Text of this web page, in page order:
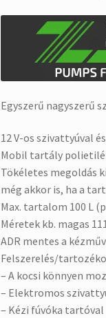
Egyszerű nagyszerű
12 V-os szivattyúval
Mobil tartály
Tökéletes megoldás
még akkor is, ha a
Max. tartalom 100 L
Méretek kb. magas
ADR mentes a
Felszerelés/
– A kocsi könnyen
– Elektromos
– Kézi fúvóka tartóval